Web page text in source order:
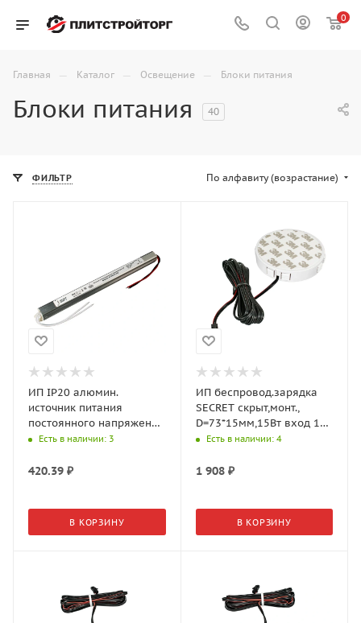
0
Главная — Каталог — Освещение — Блоки питания
Блоки питания 40
ФИЛЬТР По алфавиту (возрастание)
ИП IP20 алюмин.
источник питания
постоянного напряжения
12В, 72Вт для LED
Есть в наличии: 3
420.39 ₽
В КОРЗИНУ
ИП беспровод.зарядка
SECRET скрыт,монт.,
D=73*15мм,15Вт вход 12В
2А Белая (GLS)
Есть в наличии: 4
1 908₽
В КОРЗИНУ